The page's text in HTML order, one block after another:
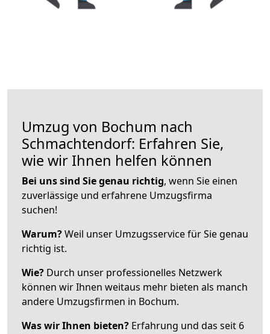
Umzug von Bochum nach
Schmachtendorf: Erfahren Sie,
wie wir Ihnen helfen können
Bei uns sind Sie genau richtig, wenn Sie einen
zuverlässige und erfahrene Umzugsfirma
suchen!
Warum?Weil unser Umzugsservice für Sie genau
richtig ist.
Wie? Durch unser professionelles Netzwerk
können wir Ihnen weitaus mehr bieten als manch
andere Umzugsfirmen in Bochum.
Was wir Ihnen bieten? Erfahrung und das seit 6